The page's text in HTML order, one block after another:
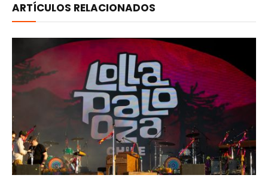
ARTÍCULOS RELACIONADOS